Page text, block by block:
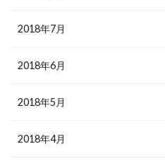
2018年7月
2018年6月
2018年5月
2018年4月